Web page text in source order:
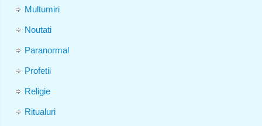
Multumiri
Noutati
Paranormal
Profetii
Religie
Ritualuri